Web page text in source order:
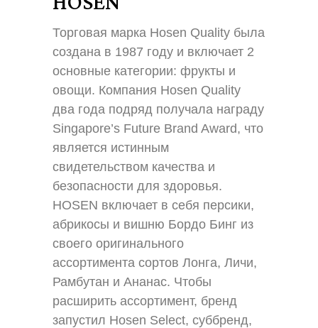
Торговая марка Hosen Quality была
создана в 1987 году и включает 2
основные категории: фрукты и
овощи. Компания Hosen Quality
два года подряд получала награду
Singapore’s Future Brand Award, что
является истинным
свидетельством качества и
безопасности для здоровья.
HOSEN включает в себя персики,
абрикосы и вишню Бордо Бинг из
своего оригинального
ассортимента сортов Лонга, Личи,
Рамбутан и Ананас. Чтобы
расширить ассортимент, бренд
запустил Hosen Select, суббренд,